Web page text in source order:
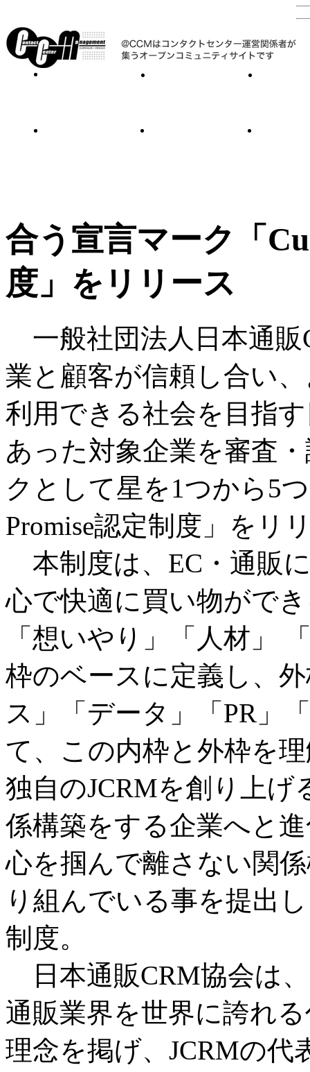
合う宣言マーク「
度」をリリース
一般社団法人日本通販
業と顧客が信頼し合い
利用できる社会を目指
あった対象企業を審査・
クとして星を1つから5
Promise認定制度」をリ
本制度は、EC・通販
心で快適に買い物がで
「想いやり」「人材」
枠のベースに定義し、
ス」「データ」「PR」
て、この内枠と外枠を
独自のJCRMを創り上げ
係構築をする企業へと
心を掴んで離さない関
り組んでいる事を提出
制度。
日本通販CRM協会は
通販業界を世界に誇れ
理念を掲げ、JCRMの代